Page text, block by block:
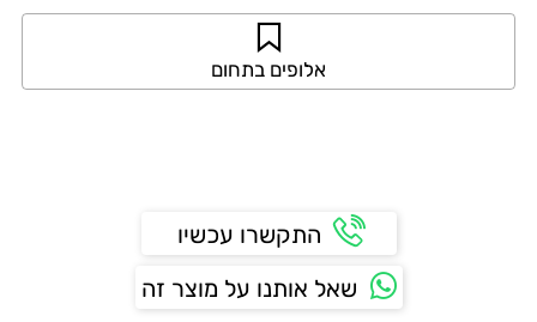
אלופים בתחום
התקשרו עכשיו
שאל אותנו על מוצר זה